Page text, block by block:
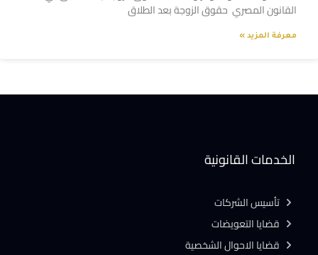
القانون المصري حقوق الزوجة بعد الطلاق
معرفة المزيد »
الخدمات القانونية
تأسيس الشركات
قضايا التعويضات
قضايا الاحوال الشخصية